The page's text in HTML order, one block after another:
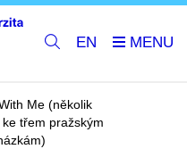
EN
Me (několik
třem pražským